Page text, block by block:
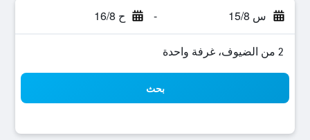
س 15/8 - ح 16/8
2 من الضيوف، غرفة واحدة
بحث